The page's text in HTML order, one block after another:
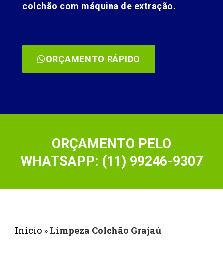
colchão com máquina de extração.
ORÇAMENTO RÁPIDO
ORÇAMENTO PELO
WHATSAPP: (11) 99246-9307
Início » Limpeza Colchão Grajaú